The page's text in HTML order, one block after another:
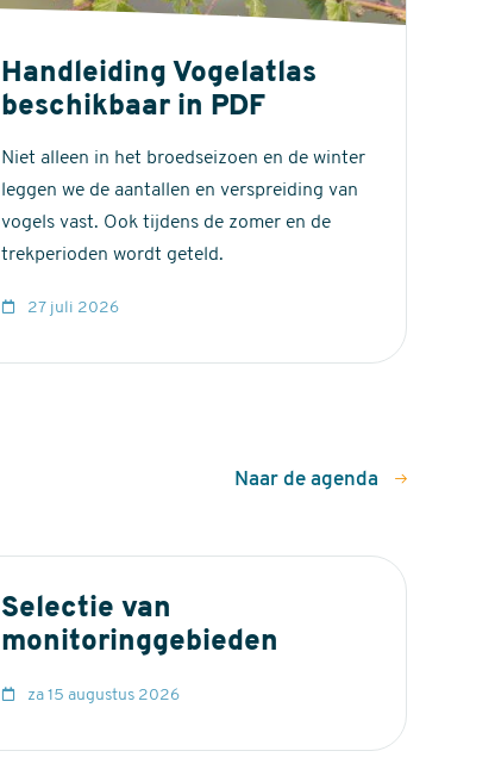
Handleiding Vogelatlas
beschikbaar in PDF
Niet alleen in het broedseizoen en de winter
leggen we de aantallen en verspreiding van
vogels vast. Ook tijdens de zomer en de
trekperioden wordt geteld.
27 juli 2026
Selectie van
monitoringgebieden
za 15 augustus 2026
Naar de agenda